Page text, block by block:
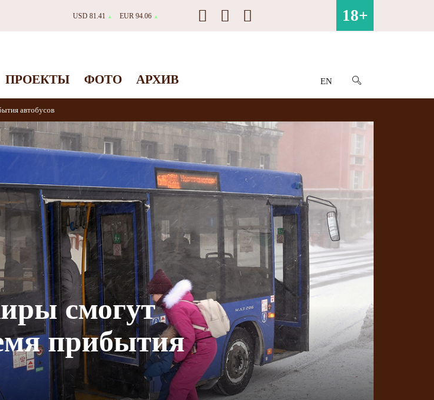
USD 81.41 ▲ EUR 94.06 ▲ 18+
ПРОЕКТЫ ФОТО АРХИВ EN
автобусов
смогут
прибытия